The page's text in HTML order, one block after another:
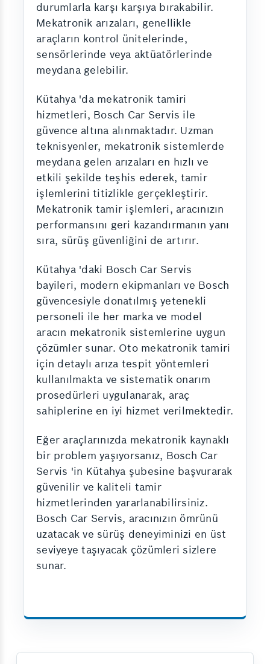
durumlarla karşı karşıya bırakabilir.
Mekatronik arızaları, genellikle
araçların kontrol ünitelerinde,
sensörlerinde veya aktüatörlerinde
meydana gelebilir.
Kütahya 'da mekatronik tamiri
hizmetleri, Bosch Car Servis ile
güvence altına alınmaktadır. Uzman
teknisyenler, mekatronik sistemlerde
meydana gelen arızaları en hızlı ve
etkili şekilde teşhis ederek, tamir
işlemlerini titizlikle gerçekleştirir.
Mekatronik tamir işlemleri, aracınızın
performansını geri kazandırmanın yanı
sıra, sürüş güvenliğini de artırır.
Kütahya 'daki Bosch Car Servis
bayileri, modern ekipmanları ve Bosch
güvencesiyle donatılmış yetenekli
personeli ile her marka ve model
aracın mekatronik sistemlerine uygun
çözümler sunar. Oto mekatronik tamiri
için detaylı arıza tespit yöntemleri
kullanılmakta ve sistematik onarım
prosedürleri uygulanarak, araç
sahiplerine en iyi hizmet verilmektedir.
Eğer araçlarınızda mekatronik kaynaklı
bir problem yaşıyorsanız, Bosch Car
Servis 'in Kütahya şubesine başvurarak
güvenilir ve kaliteli tamir
hizmetlerinden yararlanabilirsiniz.
Bosch Car Servis, aracınızın ömrünü
uzatacak ve sürüş deneyiminizi en üst
seviyeye taşıyacak çözümleri sizlere
sunar.